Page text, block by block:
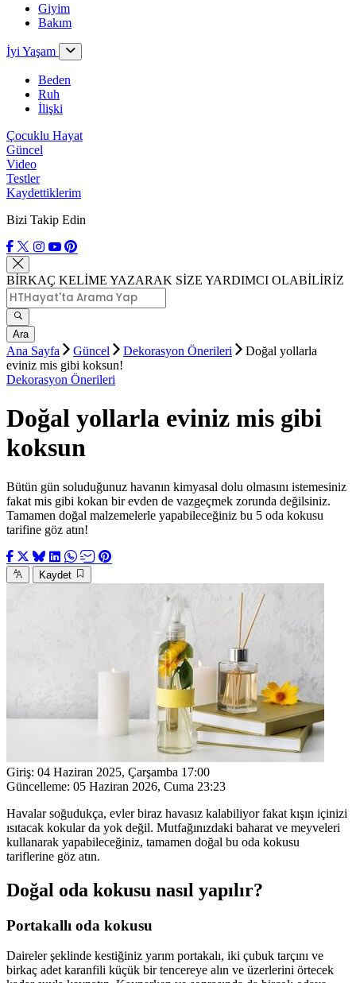
Giyim
Bakım
İyi Yaşam
Beden
Ruh
İlişki
Çocuklu Hayat
Güncel
Video
Testler
Kaydettiklerim
Bizi Takip Edin
BİRKAÇ KELİME YAZARAK SİZE YARDIMCI OLABİLİRİZ
Ara
Ana Sayfa Güncel Dekorasyon Önerileri
Doğal yollarla
eviniz mis gibi koksun!
Dekorasyon Önerileri
Doğal yollarla eviniz mis gibi
koksun
Bütün gün soluduğunuz havanın kimyasal dolu olmasını istemesiniz
fakat mis gibi kokan bir evden de vazgeçmek zorunda değilsiniz.
Tamamen doğal malzemelerle yapabileceğiniz bu 5 oda kokusu
tarifine göz atın!
Kaydet
Giriş: 04 Haziran 2025, Çarşamba 17:00
Güncelleme: 05 Haziran 2026, Cuma 23:23
Havalar soğudukça, evler biraz havasız kalabiliyor fakat kışın içinizi
ısıtacak kokular da yok değil. Mutfağınızdaki baharat ve meyveleri
kullanarak yapabileceğiniz, tamamen doğal bu oda kokusu
tariflerine göz atın.
Doğal oda kokusu nasıl yapılır?
Portakallı oda kokusu
Daireler şeklinde kestiğiniz yarım portakalı, iki çubuk tarçını ve
birkaç adet karanfili küçük bir tencereye alın ve üzerlerini örtecek